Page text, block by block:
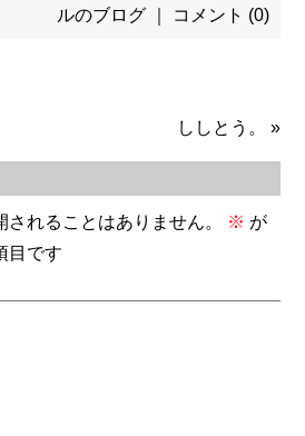
ルのブログ｜ コメント (0)
ししとう。 »
されることはありません。 ※ が
目です